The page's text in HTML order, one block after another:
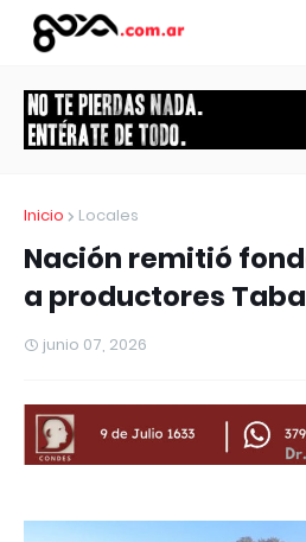
Inicio Locales
Nación remitió
a productores
junio 07, 2026